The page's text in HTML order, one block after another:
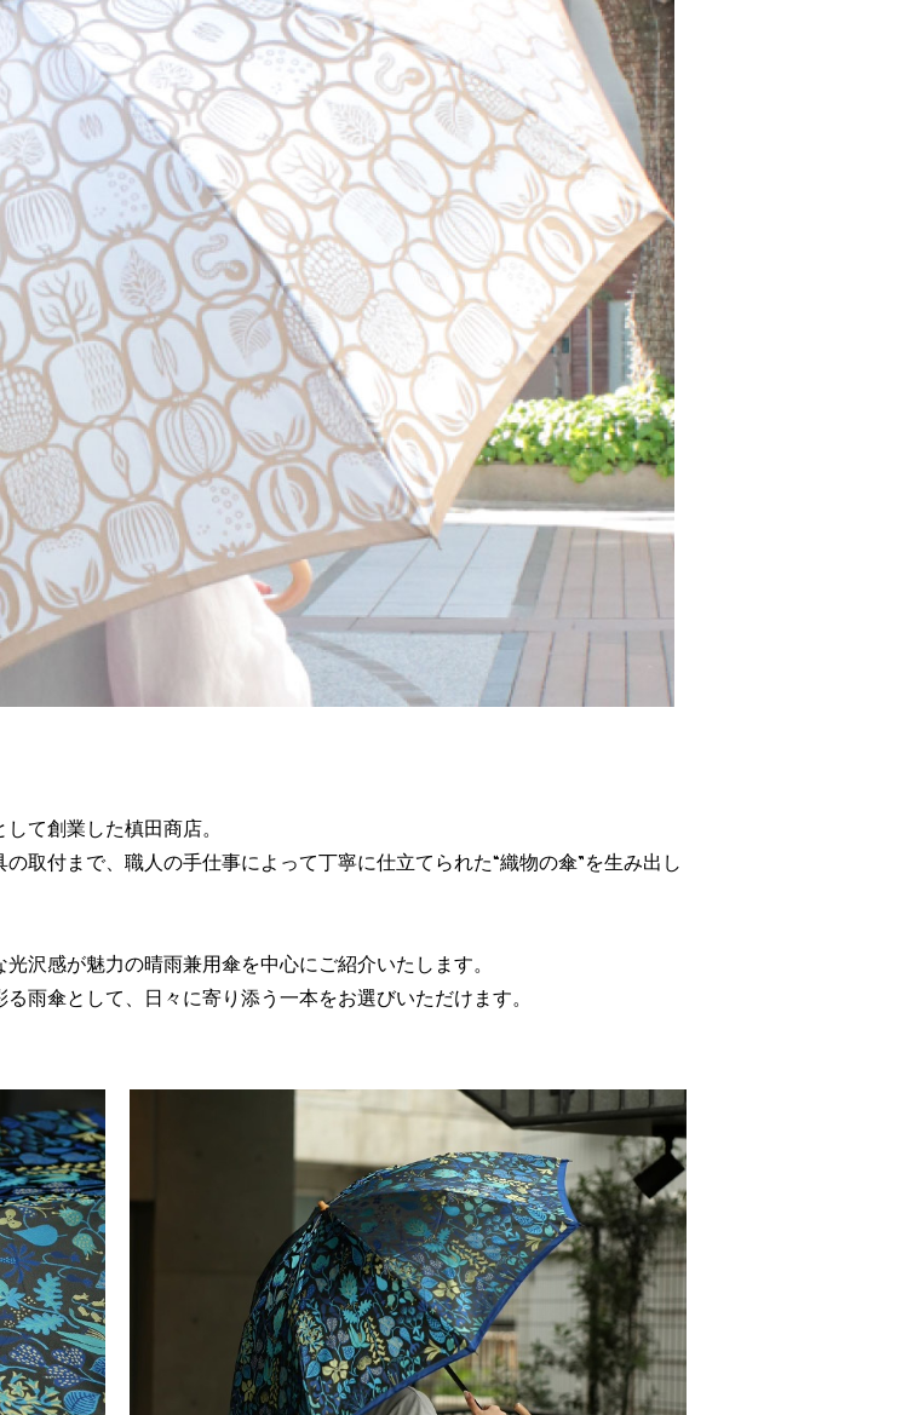
て創業した槙田商店。
取付まで、職人の手仕事によって丁寧に仕立てられた“織物の傘”を生み出し
沢感が魅力の晴雨兼用傘を中心にご紹介いたします。
雨傘として、日々に寄り添う一本をお選びいただけます。